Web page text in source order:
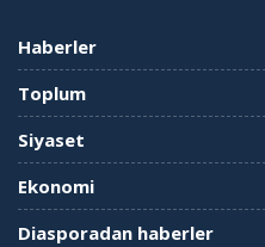
Haberler
Toplum
Siyaset
Ekonomi
Diasporadan haberler